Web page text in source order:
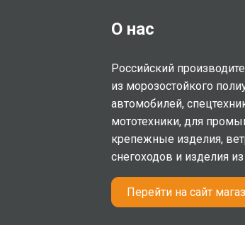
О нас
Российский
из морозостойкого
автомобилей,
мототехники, для
крепежные изделия,
снегоходов и изделия из
Перейти на сайт